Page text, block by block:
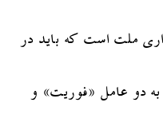
ملت است که باید در
دو عامل «فوریت» و